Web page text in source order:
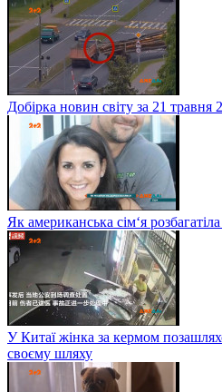
Добірка новин світу за 21 травня
Як американська сім‘я
У Китаї жінка за кермом
своєму шляху